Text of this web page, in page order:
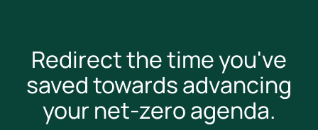
Redirect the time you've
saved towards advancing
your net-zero agenda.